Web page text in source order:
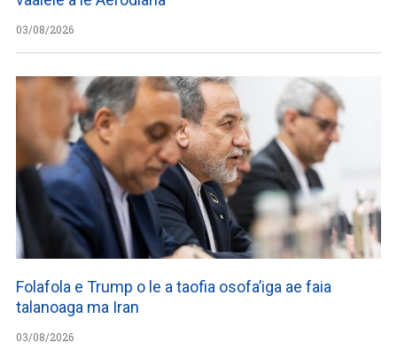
03/08/2026
Folafola e Trump o le a taofia osofa’iga ae faia
talanoaga ma Iran
03/08/2026